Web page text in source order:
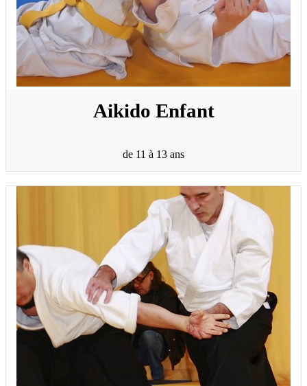
Aikido Enfant
de 11 à 13 ans